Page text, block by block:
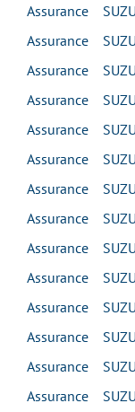
Assurance
Assurance
Assurance
Assurance
Assurance
Assurance
Assurance
Assurance
Assurance
Assurance
Assurance
Assurance
Assurance
Assurance